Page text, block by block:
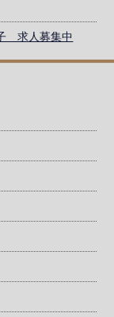
求人募集中